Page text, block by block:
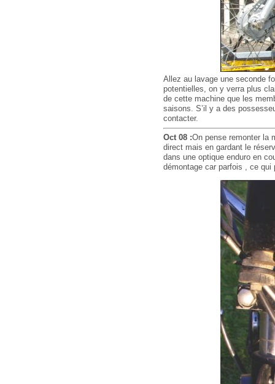
Allez au lavage une seconde
potentielles, on y verra plus
de cette machine que les
saisons. S’il y a des
contacter.
Oct 08 :On pense remonter la
direct mais en gardant le
dans une optique enduro en
démontage car parfois , ce